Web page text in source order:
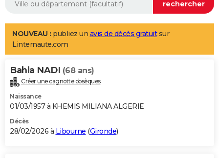
Aménagement intérieur
LIFESTYLE
Art de vivre
Bien-être
Loisirs
Mode
Modes de vie
Alimentation
Guide de la santé
Maladies
Médicaments
Sommeil
VOYAGE
Destinations
City break
Voyage nature
Voyage de noces
Forum
Climat
+PHOTO
GUIDES D'ACHAT
BONS PLANS
NOUVEAU : publiez un avis de décès gratuitsur
Linternaute.com
Bahia NADI (68 ans)
Créer une cagnotte obsèques
Naissance
01/03/1957 à KHEMIS MILIANA ALGERIE
Décès
28/02/2026 à Libourne (Gironde)